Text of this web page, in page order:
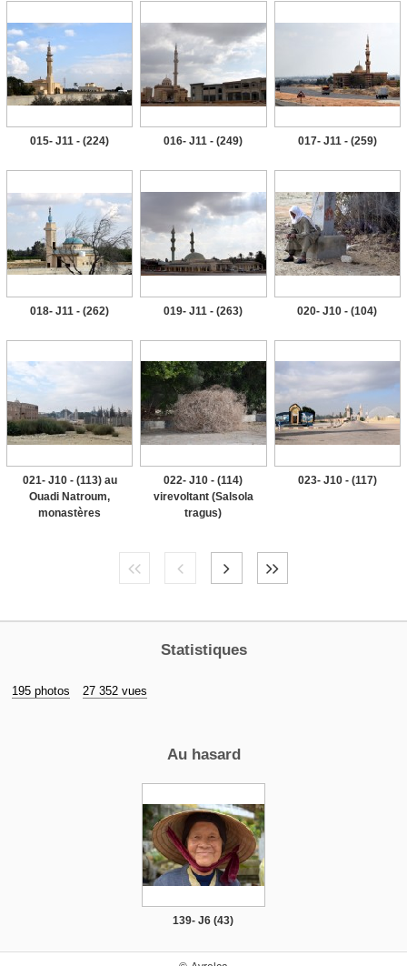
015- J11 - (224) 016- J11 - (249) 017- J11 - (259)
018- J11 - (262) 019- J11 - (263) 020- J10 - (104)
021- J10 - (113) au
Ouadi Natroum,
monastères
022- J10 - (114)
virevoltant (Salsola
tragus)
023- J10 - (117)
Statistiques
195 photos 27 352 vues
Au hasard
139- J6 (43)